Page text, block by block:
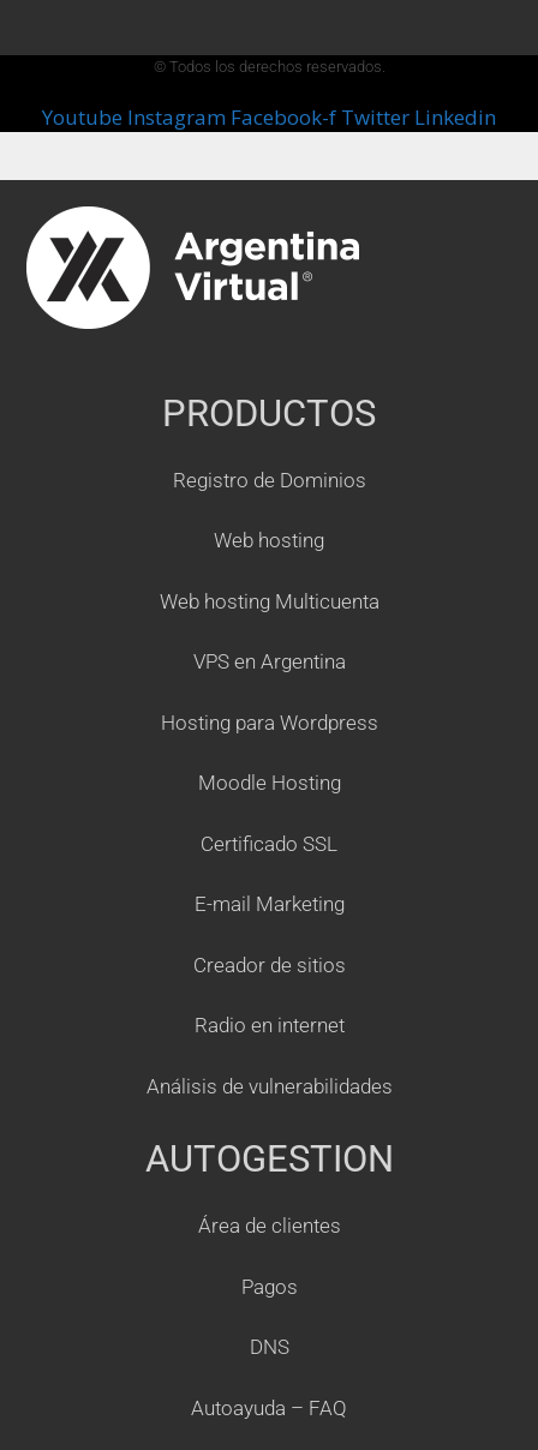
© Todos los derechos reservados.
Youtube Instagram Facebook-f Twitter Linkedin
PRODUCTOS
Registro de Dominios
Web hosting
Web hosting Multicuenta
VPS en Argentina
Hosting para Wordpress
Moodle Hosting
Certificado SSL
E-mail Marketing
Creador de sitios
Radio en internet
Análisis de vulnerabilidades
AUTOGESTION
Área de clientes
Pagos
DNS
Autoayuda – FAQ